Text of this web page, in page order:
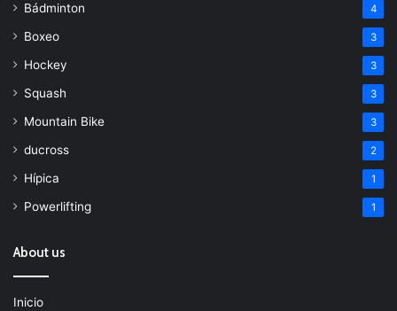
Bádminton 4
Boxeo 3
Hockey 3
Squash 3
Mountain Bike 3
ducross 2
Hípica 1
Powerlifting 1
About us
Inicio